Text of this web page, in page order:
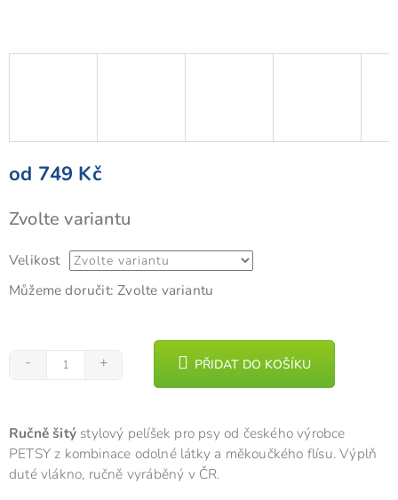
od 749 Kč
cena:
Zvolte variantu
Velikost
Můžeme doručit: Zvolte variantu
PŘIDAT DO KOŠÍKU
Ručně šitý stylový pelíšek pro psy od českého výrobce
PETSY z kombinace odolné látky a měkoučkého flísu. Výplň
duté vlákno, ručně vyráběný v ČR.